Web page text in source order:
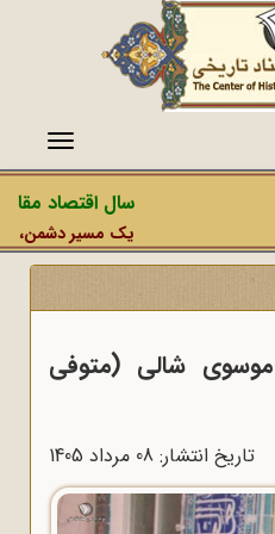
منو
سال اقتصاد
یک مسیر دشمن،
شالی (متوفی
تاریخ انتشار: 08 مرداد 1405